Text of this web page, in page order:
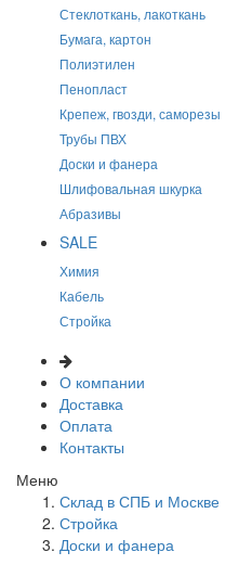
Стеклоткань, лакоткань
Бумага, картон
Полиэтилен
Пенопласт
Крепеж, гвозди, саморезы
Трубы ПВХ
Доски и фанера
Шлифовальная шкурка
Абразивы
SALE
Химия
Кабель
Стройка
О компании
Доставка
Оплата
Контакты
Меню
Склад в СПБ и Москве
Стройка
Доски и фанера